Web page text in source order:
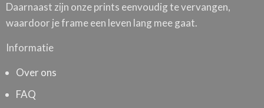
Daarnaast zijn onze prints eenvoudig te vervangen,
waardoor je frame een leven lang mee gaat.
Informatie
Over ons
FAQ